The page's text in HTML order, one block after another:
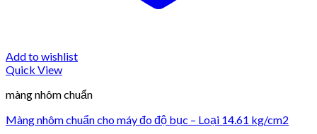
Add to wishlist
Quick View
màng nhôm chuẩn
Màng nhôm chuẩn cho máy đo độ bục – Loại 14.61 kg/cm2